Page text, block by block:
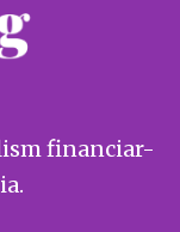
financiar-